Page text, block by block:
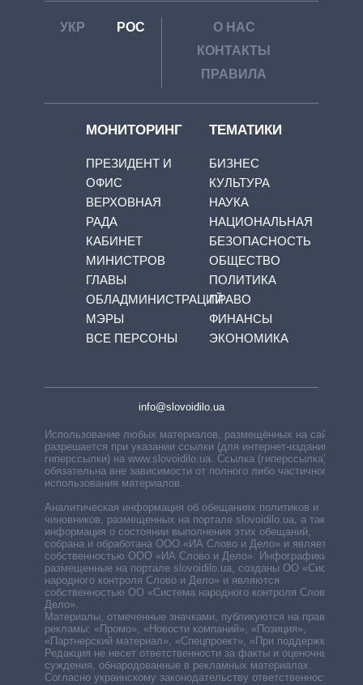
УКР РОС
О НАС
КОНТАКТЫ
ПРАВИЛА
МОНИТОРИНГ
ПРЕЗИДЕНТ И
ОФИС
ВЕРХОВНАЯ
РАДА
КАБИНЕТ
МИНИСТРОВ
ГЛАВЫ
ОБЛАДМИНИСТРАЦИЙ
МЭРЫ
ВСЕ ПЕРСОНЫ
ТЕМАТИКИ
БИЗНЕС
КУЛЬТУРА
НАУКА
НАЦИОНАЛЬНАЯ
БЕЗОПАСНОСТЬ
ОБЩЕСТВО
ПОЛИТИКА
ПРАВО
ФИНАНСЫ
ЭКОНОМИКА
info@slovoidilo.ua
Использование любых материалов, размещённых на сайте,
разрешается при указании ссылки (для интернет-изданий —
гиперссылки) на www.slovoidilo.ua. Ссылка (гиперссылка)
обязательна вне зависимости от полного либо частичного
использования материалов.
Аналитическая информация об обещаниях политиков и
чиновников, размещенных на портале slovoidilo.ua, а также
информация о состоянии выполнения этих обещаний,
собрана и обработана ООО «ИА Слово и Дело» и является
собственностью ООО «ИА Слово и Дело». Инфографики,
размещенные на портале slovoidilo.ua, созданы ОО «Система
народного контроля Слово и Дело» и являются
собственностью ОО «Система народного контроля Слово и
Дело».
Материалы, отмеченные значками, публикуются на правах
рекламы: «Промо», «Новости компаний», «Позиция»,
«Партнерский материал», «Спецпроект», «При поддержке».
Редакция не несет ответственности за факты и оценочные
суждения, обнародованные в рекламных материалах.
Согласно украинскому законодательству ответственность за